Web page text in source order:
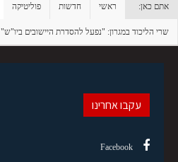
אתם כאן: ראשי חדשות פוליטיקה
שרי הליכוד במגרון: "נפעל להסדרת היישובים ביו"ש"
עקבו אחרינו
Facebook